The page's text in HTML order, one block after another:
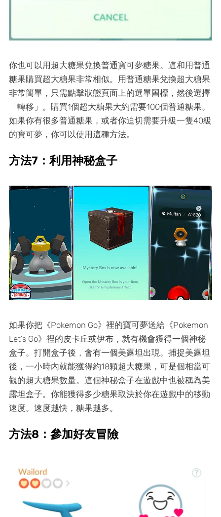
你也可以用超大糖果兌換普通寶可夢糖果。這和用普通
糖果購買超大糖果非常相似。用普通糖果兌換超大糖果
非常簡單，只需點擊狀態頁面上的選單圖標，然後選擇
「轉移」。購買1個超大糖果大約需要100個普通糖果。
如果你有很多普通糖果，或者你迫切需要升級一隻40級
的寶可夢，你可以使用這種方法。
方法7：利用神秘盒子
如果你把《Pokemon Go》裡的寶可夢送給《Pokemon
Let’s Go》裡的皮卡丘或伊布，就有機會獲得一個神秘
盒子。打開盒子後，會有一個美露坦出現。捕捉美露坦
後，一小時內就能獲得約18顆超大糖果，可是個相當可
觀的超大糖果數量。這個神秘盒子在遊戲中也被稱為美
露坦盒子。你能獲得多少糖果取決於你在遊戲中的移動
速度。速度越快，糖果越多。
方法8：參加好友冒險